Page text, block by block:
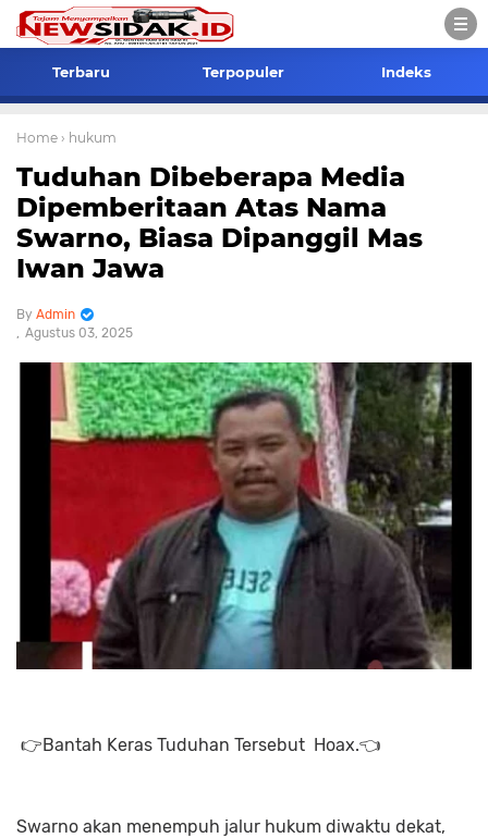
Terbaru Terpopuler Indeks
Home › hukum
Tuduhan Dibeberapa Media
Dipemberitaan Atas Nama
Swarno, Biasa Dipanggil Mas
Iwan Jawa
Admin
Agustus 03, 2025
👉Bantah Keras Tuduhan Tersebut Hoax.👈
Swarno akan menempuh jalur hukum diwaktu dekat,